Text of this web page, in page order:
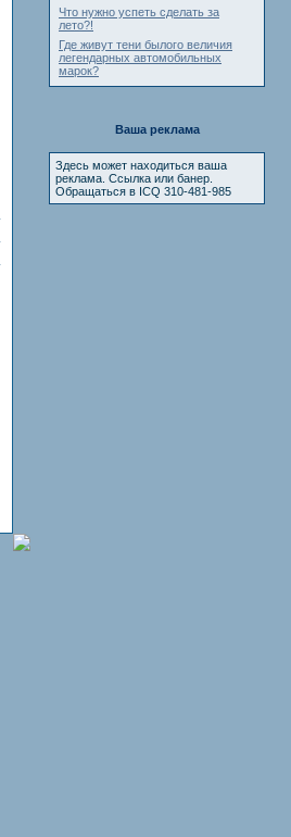
Что нужно успеть сделать за
лето?!
Где живут тени былого величия
легендарных автомобильных
марок?
Ваша реклама
Здесь может находиться ваша
реклама. Ссылка или банер.
Обращаться в ICQ 310-481-985